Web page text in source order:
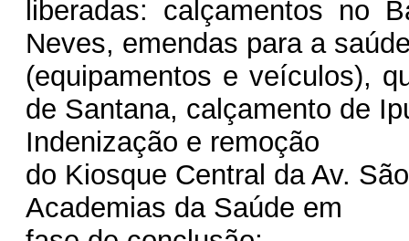
liberadas: calçamentos no
Neves, emendas para a
(equipamentos e veículos),
de Santana, calçamento de
Indenização e remoção
do Kiosque Central da Av.
Academias da Saúde em